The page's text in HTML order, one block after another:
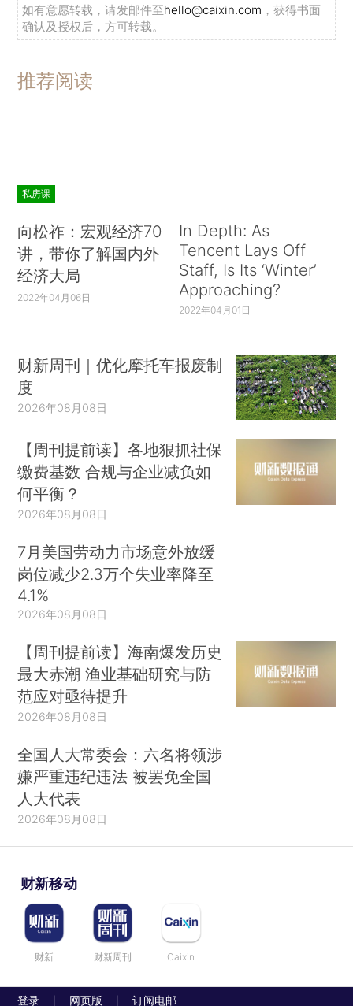
如有意愿转载，请发邮件至hello@caixin.com ，获得书面
确认及授权后，方可转载。
推荐阅读
私房课
向松祚：宏观经济70
讲，带你了解国内外
经济大局
2022年04月06日
In Depth: As
Tencent Lays Off
Staff, Is Its ‘Winter’
Approaching?
2022年04月01日
财新周刊｜优化摩托车报废制
度
2026年08月08日
【周刊提前读】各地狠抓社保
缴费基数 合规与企业减负如
何平衡？
2026年08月08日
7月美国劳动力市场意外放缓
岗位减少2.3万个失业率降至
4.1%
2026年08月08日
【周刊提前读】海南爆发历史
最大赤潮 渔业基础研究与防
范应对亟待提升
2026年08月08日
全国人大常委会：六名将领涉
嫌严重违纪违法 被罢免全国
人大代表
2026年08月08日
财新移动
财新 财新周刊 Caixin
登录 网页版 订阅电邮